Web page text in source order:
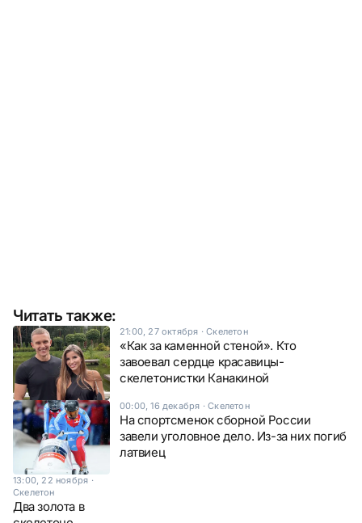
Читать также:
21:00, 27 октября ·Скелетон
«Как за каменной стеной». Кто
завоевал сердце красавицы-
скелетонистки Канакиной
00:00, 16 декабря ·Скелетон
На спортсменок сборной России
завели уголовное дело. Из-за них погиб
латвиец
13:00, 22 ноября ·
Скелетон
Два золота в